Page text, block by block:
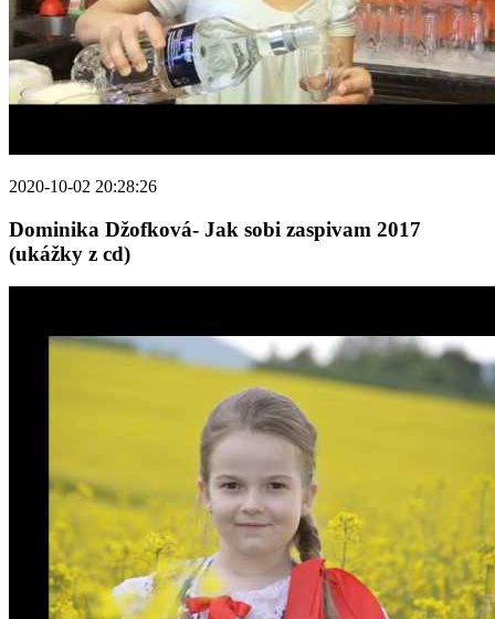
2020-10-02 20:28:26
Dominika Džofková- Jak sobi zaspivam 2017
(ukážky z cd)